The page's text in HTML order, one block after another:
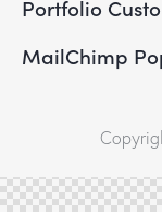
Portfolio
MailChimp